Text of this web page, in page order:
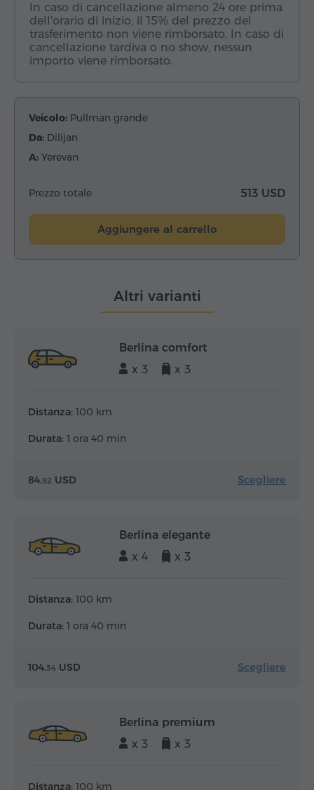
In caso di cancellazione almeno 24 ore prima
dell'orario di inizio, il 15% del prezzo del
trasferimento non viene rimborsato. In caso di
cancellazione tardiva o no show, nessun
importo viene rimborsato.
Veicolo: Pullman grande
Da: Dilijan
A: Yerevan
Prezzo totale 513 USD
Aggiungere al carrello
Altri varianti
Berlina comfort
x 3
x 3
Distanza: 100 km
Durata: 1 ora 40 min
84.92 USD Scegliere
Berlina elegante
x 4
x 3
Distanza: 100 km
Durata: 1 ora 40 min
104.34 USD Scegliere
Berlina premium
x 3
x 3
Distanza: 100 km